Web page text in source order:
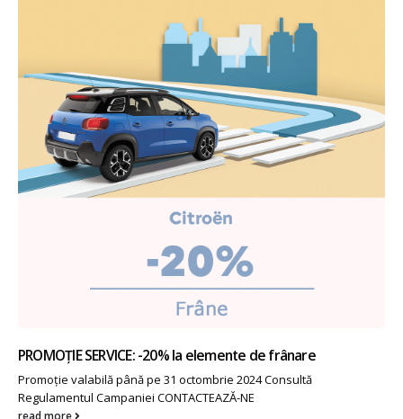
PROMOȚIE SERVICE: -20% la elemente de frânare
Promoție valabilă până pe 31 octombrie 2024 Consultă
Regulamentul Campaniei CONTACTEAZĂ-NE
read more